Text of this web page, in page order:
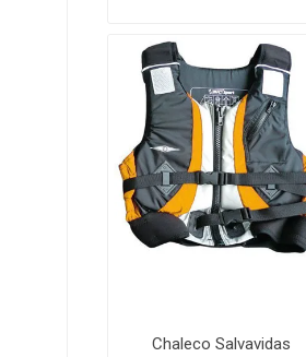
Chaleco Salvavidas